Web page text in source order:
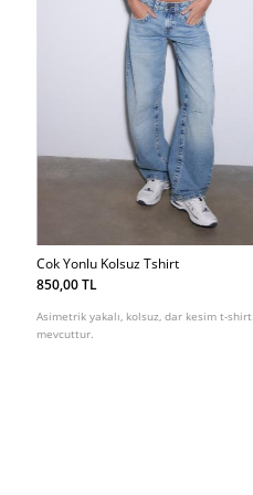
Cok Yonlu Kolsuz Tshirt
850,00 TL
Asimetrik yakalı, kolsuz, dar kesim t-
mevcuttur.